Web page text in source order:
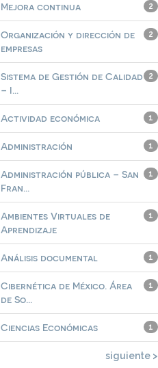
2
Mejora continua
2
Organización y dirección de
empresas
2
Sistema de Gestión de Calidad
– I...
1
Actividad económica
1
Administración
1
Administración pública – San
Fran...
1
Ambientes Virtuales de
Aprendizaje
1
Análisis documental
1
Cibernética de México. Área
de So...
1
Ciencias Económicas
siguiente >